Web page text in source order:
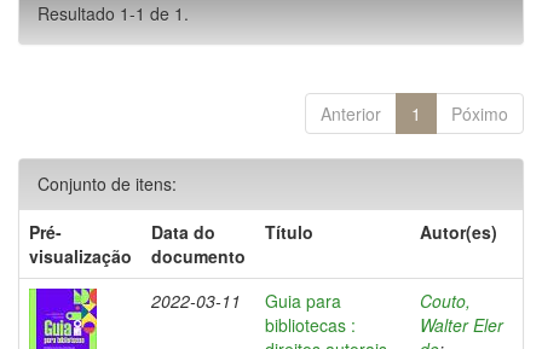
Resultado 1-1 de 1.
Anterior 1 Póximo
Conjunto de itens:
Pré-
visualização
Data do
documento
Título Autor(es)
2022-03-11
Guia para
bibliotecas :
Couto,
Walter Eler